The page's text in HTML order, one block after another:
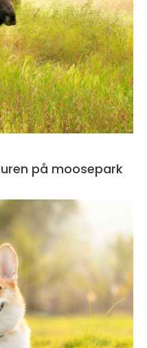
på moosepark